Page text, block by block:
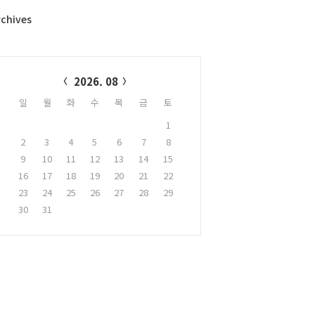
2026. 08
일 월 화 수 목 금
토
1
2
3 4 5 6 7
8
9
10 11 12 13 14
15
16
17 18 19 20 21
22
23
24 25 26 27 28
29
30
31